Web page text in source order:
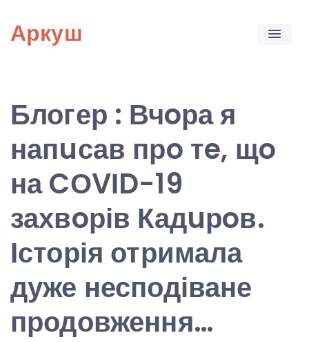
content
Аркуш
Блогер : Вчoра я
напuсав прo тe, щo
на CОVІD-19
захвoрів Кадuрoв.
Історія отримала
дуже несподіване
продовження…